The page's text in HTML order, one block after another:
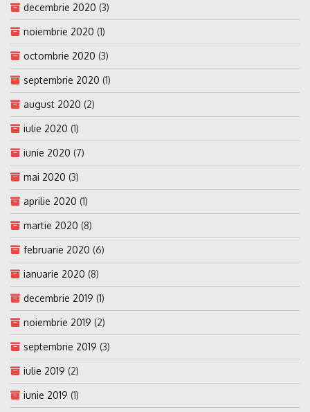
decembrie 2020 (3)
noiembrie 2020 (1)
octombrie 2020 (3)
septembrie 2020 (1)
august 2020 (2)
iulie 2020 (1)
iunie 2020 (7)
mai 2020 (3)
aprilie 2020 (1)
martie 2020 (8)
februarie 2020 (6)
ianuarie 2020 (8)
decembrie 2019 (1)
noiembrie 2019 (2)
septembrie 2019 (3)
iulie 2019 (2)
iunie 2019 (1)